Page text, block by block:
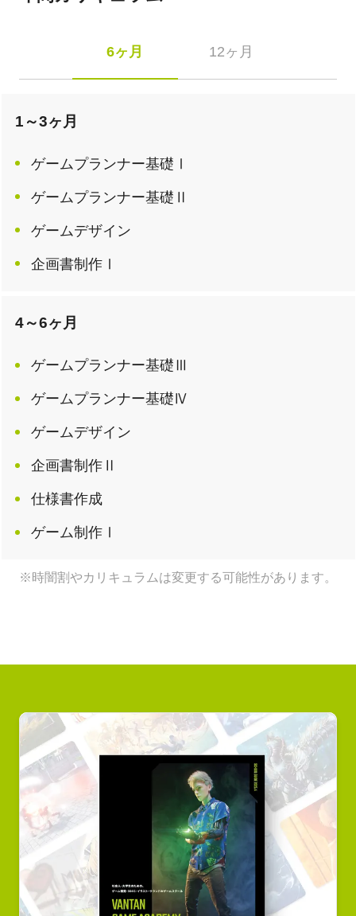
6ヶ月 12ヶ月
1～3ヶ月
ゲームプランナー基礎Ⅰ
ゲームプランナー基礎Ⅱ
ゲームデザイン
企画書制作Ⅰ
4～6ヶ月
ゲームプランナー基礎Ⅲ
ゲームプランナー基礎Ⅳ
ゲームデザイン
企画書制作Ⅱ
仕様書作成
ゲーム制作Ⅰ
※時闇割やカリキュラムは変更する可能性があります。